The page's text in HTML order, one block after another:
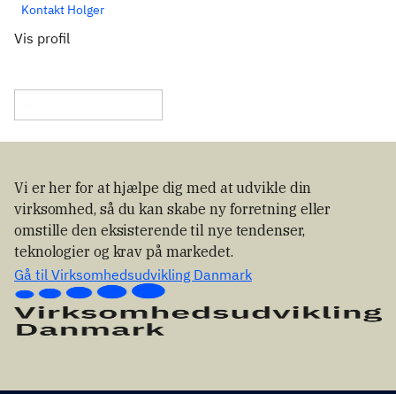
Kontakt Holger
Vis profil
Vi er her for at hjælpe dig med at udvikle din
virksomhed, så du kan skabe ny forretning eller
omstille den eksisterende til nye tendenser,
teknologier og krav på markedet.
Gå til Virksomhedsudvikling Danmark